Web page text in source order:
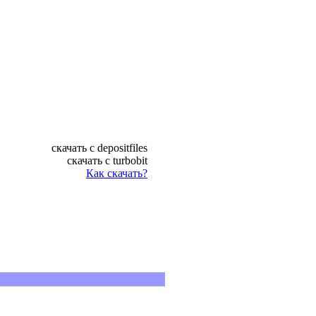
cкачать с depositfiles
скачать с turbobit
Как скачать?